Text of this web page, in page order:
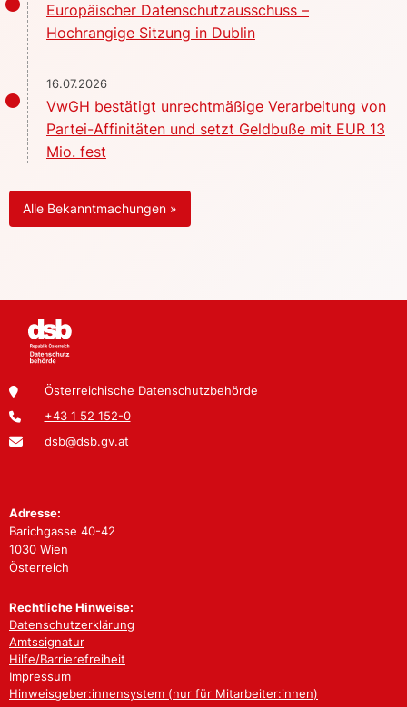
Europäischer Datenschutzausschuss –
Hochrangige Sitzung in Dublin
16.07.2026
VwGH bestätigt unrechtmäßige Verarbeitung von
Partei-Affinitäten und setzt Geldbuße mit EUR 13
Mio. fest
Alle Bekanntmachungen »
Österreichische Datenschutzbehörde
+43 1 52 152-0
dsb@dsb.gv.at
Adresse:
Barichgasse 40-42
1030 Wien
Österreich
Rechtliche Hinweise:
Datenschutzerklärung
Amtssignatur
Hilfe/Barrierefreiheit
Impressum
Hinweisgeber:innensystem (nur für Mitarbeiter:innen)